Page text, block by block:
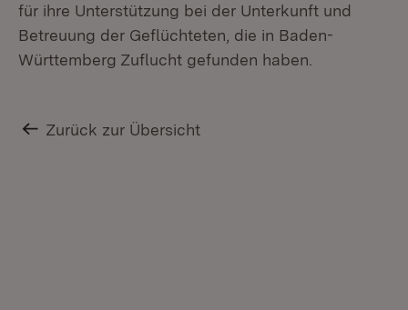
für ihre Unterstützung bei der Unterkunft und
Betreuung der Geflüchteten, die in Baden-
Württemberg Zuflucht gefunden haben.
Zurück zur Übersicht